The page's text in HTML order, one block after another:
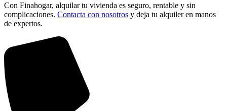
Con Finahogar, alquilar tu vivienda es seguro, rentable y sin
complicaciones. Contacta con nosotros y deja tu alquiler en manos
de expertos.